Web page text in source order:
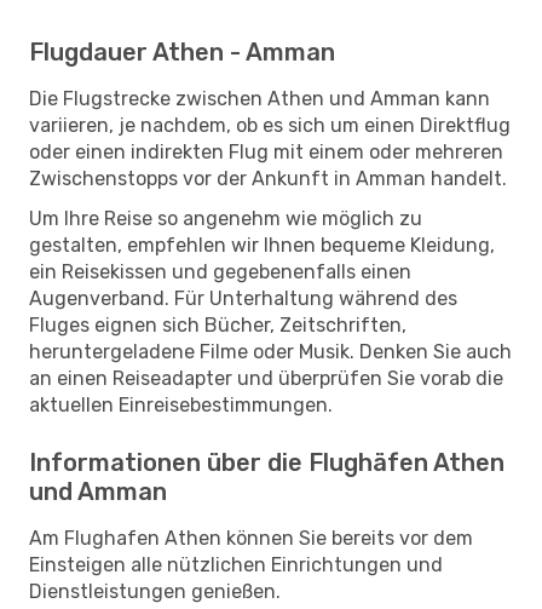
Flugdauer Athen - Amman
Die Flugstrecke zwischen Athen und Amman kann
variieren, je nachdem, ob es sich um einen Direktflug
oder einen indirekten Flug mit einem oder mehreren
Zwischenstopps vor der Ankunft in Amman handelt.
Um Ihre Reise so angenehm wie möglich zu
gestalten, empfehlen wir Ihnen bequeme Kleidung,
ein Reisekissen und gegebenenfalls einen
Augenverband. Für Unterhaltung während des
Fluges eignen sich Bücher, Zeitschriften,
heruntergeladene Filme oder Musik. Denken Sie auch
an einen Reiseadapter und überprüfen Sie vorab die
aktuellen Einreisebestimmungen.
Informationen über die Flughäfen Athen
und Amman
Am Flughafen Athen können Sie bereits vor dem
Einsteigen alle nützlichen Einrichtungen und
Dienstleistungen genießen.